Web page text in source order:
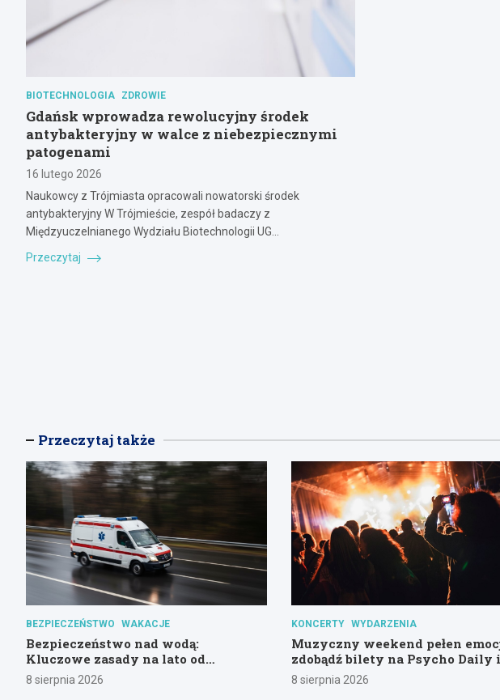
BIOTECHNOLOGIA ZDROWIE
Gdańsk wprowadza rewolucyjny środek
antybakteryjny w walce z niebezpiecznymi
patogenami
16 lutego 2026
Naukowcy z Trójmiasta opracowali nowatorski środek
antybakteryjny W Trójmieście, zespół badaczy z
Międzyuczelnianego Wydziału Biotechnologii UG…
Przeczytaj
Przeczytaj także
BEZPIECZEŃSTWO WAKACJE
Bezpieczeństwo nad wodą:
Kluczowe zasady na lato od
gdańskiej policji
8 sierpnia 2026
KONCERTY WYDARZENIA
Muzyczny weekend pełen
zdobądź bilety na Psycho Daily i
Alternatywny Las!
8 sierpnia 2026